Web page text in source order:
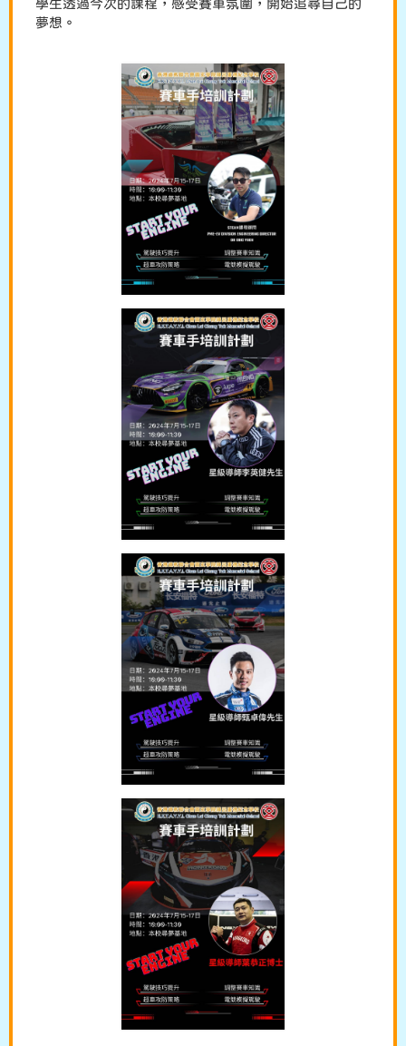
學生透過今次的課程，感受賽車氛圍，開始追尋自己的
夢想。